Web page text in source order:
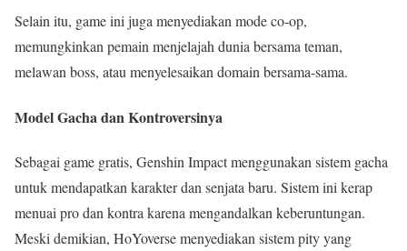
Selain itu, game ini juga menyediakan mode co-op,
memungkinkan pemain menjelajah dunia bersama teman,
melawan boss, atau menyelesaikan domain bersama-sama.
Model Gacha dan Kontroversinya
Sebagai game gratis, Genshin Impact menggunakan sistem gacha
untuk mendapatkan karakter dan senjata baru. Sistem ini kerap
menuai pro dan kontra karena mengandalkan keberuntungan.
Meski demikian, HoYoverse menyediakan sistem pity yang